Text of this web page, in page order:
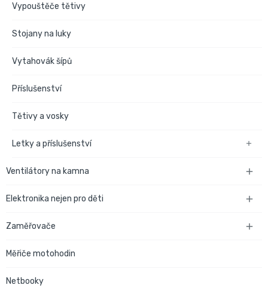
Vypouštěče tětivy
Stojany na luky
Vytahovák šípů
Příslušenství
Tětivy a vosky
Letky a příslušenství 
Ventilátory na kamna 
Elektronika nejen pro děti 
Zaměřovače 
Měřiče motohodin
Netbooky